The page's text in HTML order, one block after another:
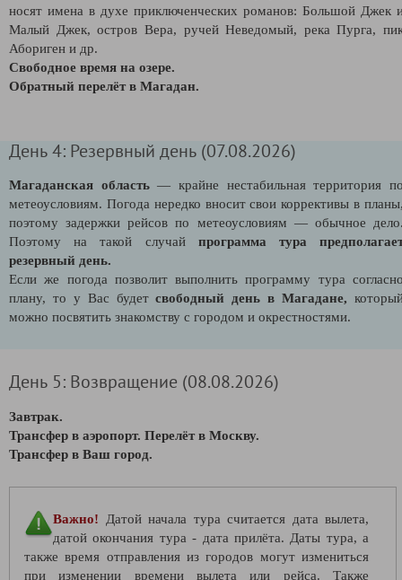
носят имена в духе приключенческих романов: Большой Джек
Малый Джек, остров Вера, ручей Неведомый, река Пурга,
Абориген и др.
Свободное время на озере.
Обратный перелёт в Магадан.
День 4: Резервный день (07.08.2026)
Магаданская область— крайне нестабильная территория
метеоусловиям. Погода нередко вносит свои коррективы в
поэтому задержки рейсов по метеоусловиям — обычное
Поэтому на такой случай программа тура
резервный день.
Если же погода позволит выполнить программу тура
плану, то у Вас будетсвободный день в Магадане,
можно посвятить знакомству с городом и окрестностями.
День 5: Возвращение (08.08.2026)
Завтрак.
Трансфер в аэропорт. Перелёт в Москву.
Трансфер в Ваш город.
Важно! Датой начала тура считается дата вылета,
датой окончания тура - дата прилёта. Даты тура, а
также время отправления из городов могут измениться
при изменении времени вылета или рейса. Также